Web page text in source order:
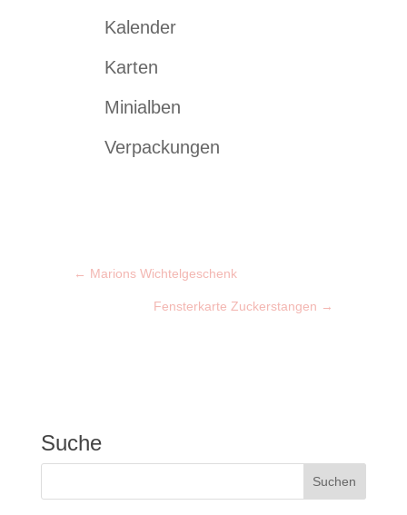
Kalender
Karten
Minialben
Verpackungen
← Marions Wichtelgeschenk
Fensterkarte Zuckerstangen →
Suche